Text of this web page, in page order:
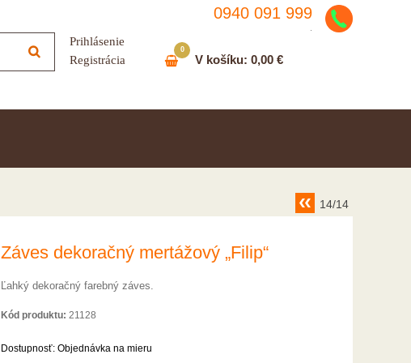
0940 091 999
Prihlásenie
Registrácia
V košíku: 0,00 €
0
14/14
Záves dekoračný mertážový „Filip“
Ľahký dekoračný farebný záves.
Kód produktu: 21128
Dostupnosť: Objednávka na mieru